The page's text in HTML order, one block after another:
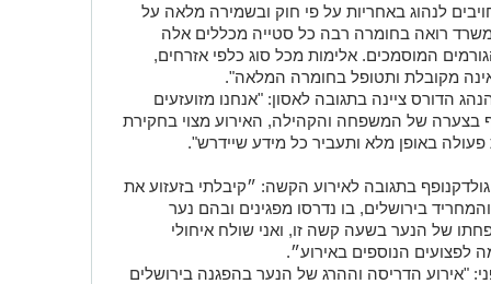
לנהוג באחריות על פי חוק ובשמירה מלאה על
רואה בחומרה רבה כל סטייה מכללים אלה
המוסמכים. אלימות מכל סוג כלפי אזרחים,
מקובלת ותטופל בחומרה המלאה".
הדורס ציינה בתגובה לאסון: "אנחנו מזועזעים
בצערה של המשפחה והקהילה, האירוע מצוי בחקירת
באופן מלא ותעביר כל מידע שיידרש".
בתגובה לאירוע הקשה: ״קיבלתי בזעזוע את
בירושלים, בו נדרסו מפגינים ובהם נער
של הנער בשעה קשה זו, ואני שולח איחולי
הנוספים באירוע״.
"אירוע הדריסה וההרג של הנער בהפגנה בירושלים